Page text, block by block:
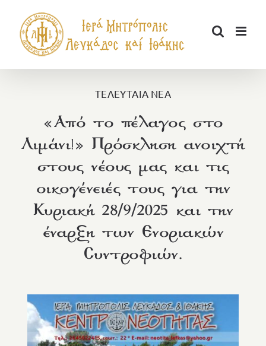
περιεχόμενο
ΤΕΛΕΥΤΑΙΑ ΝΕΑ
«Από το πέλαγος στο
Λιμάνι!» Πρόσκληση ανοιχτή
στους νέους μας και τις
οικογένειές τους για την
Κυριακή 28/9/2025 και την
έναρξη των Ενοριακών
Συντροφιών.